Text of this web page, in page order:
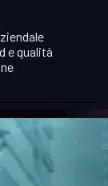
e qualità